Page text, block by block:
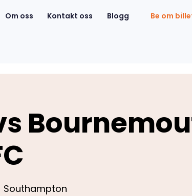
Om oss Kontakt oss Blogg Be om
Southampton